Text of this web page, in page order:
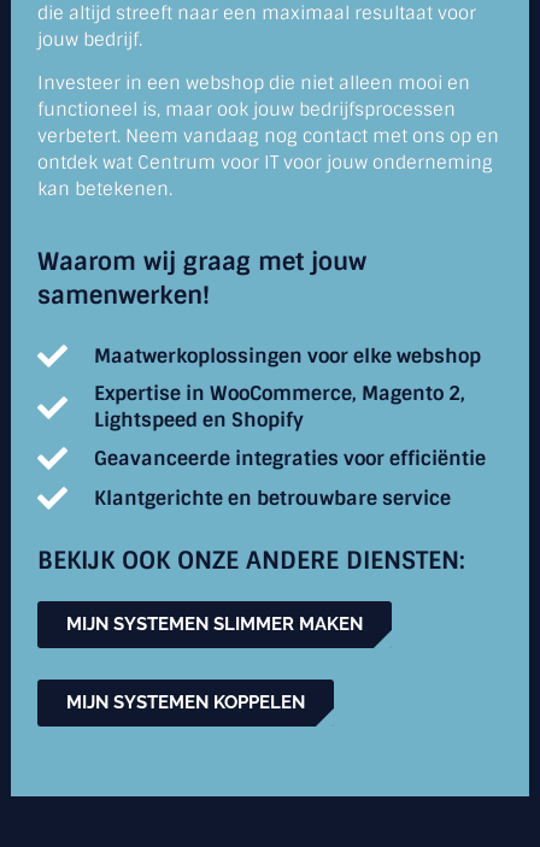
die altijd streeft naar een maximaal resultaat voor
jouw bedrijf.
Investeer in een webshop die niet alleen mooi en
functioneel is, maar ook jouw bedrijfsprocessen
verbetert. Neem vandaag nog contact met ons op en
ontdek wat Centrum voor IT voor jouw onderneming
kan betekenen.
Waarom wij graag met jouw
samenwerken!
Maatwerkoplossingen voor elke webshop
Expertise in WooCommerce, Magento 2,
Lightspeed en Shopify
Geavanceerde integraties voor efficiëntie
Klantgerichte en betrouwbare service
BEKIJK OOK ONZE ANDERE DIENSTEN:
MIJN SYSTEMEN SLIMMER MAKEN
MIJN SYSTEMEN KOPPELEN